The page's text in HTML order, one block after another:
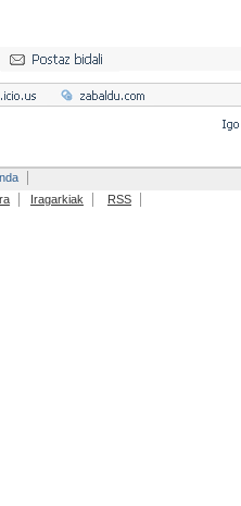
Iragarkiak RSS